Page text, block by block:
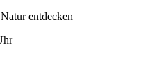
entdecken